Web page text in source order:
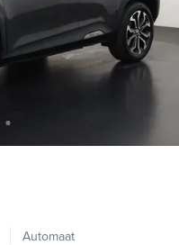
Automaat